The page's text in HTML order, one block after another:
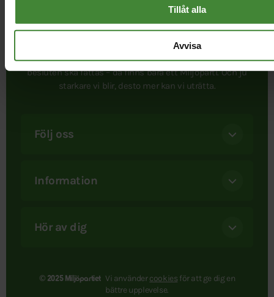
Tillåt alla
Avvisa
I september 1981 bildades Miljöpartiet. Att ett parti satte
miljön främst var helt nytt. Det är det fortfarande. När
besluten ska fattas – då finns bara ett Miljöparti. Och ju
starkare vi blir, desto mer kan vi uträtta.
Följ oss
Information
Hör av dig
© 2025 Miljöpartiet Vi användercookies för att ge dig en
bättre upplevelse.